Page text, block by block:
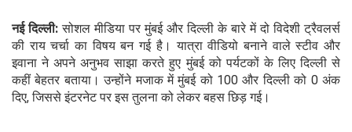
नई दिल्ली:सोशल मीडिया पर मुंबई और दिल्ली के बारे में दो विदेशी ट्रैवलर्स
की राय चर्चा का विषय बन गई है। यात्रा वीडियो बनाने वाले स्टीव और
इवाना ने अपने अनुभव साझा करते हुए मुंबई को पर्यटकों के लिए दिल्ली से
कहीं बेहतर बताया। उन्होंने मजाक में मुंबई को 100 और दिल्ली को 0 अंक
दिए, जिससे इंटरनेट पर इस तुलना को लेकर बहस छिड़ गई।